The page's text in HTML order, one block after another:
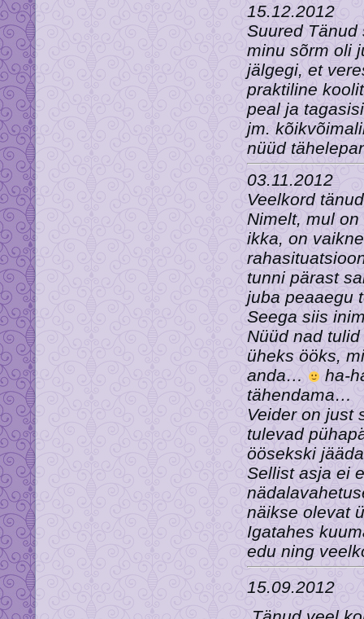
15.12.2012
Suured Tänud
minu sõrm oli
jälgegi, et
praktiline
peal ja
jm.
nüüd
03.11.2012
Veelkord
Nimelt, mul
ikka, on
tunni pärast
juba peaaegu
Seega siis
Nüüd nad
üheks ööks,
anda…
ha-
tähendama…
Veider on just
tulevad
öösekski
Sellist asja ei
näikse olevat
Igatahes
edu ning
15.09.2012